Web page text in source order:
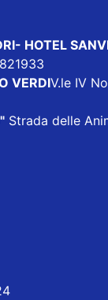
HOTEL
VERDIV.le IV
" Strada delle